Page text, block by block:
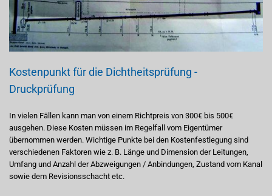
Kostenpunkt für die Dichtheitsprüfung -
Druckprüfung
In vielen Fällen kann man von einem Richtpreis von 300€ bis 500€
ausgehen. Diese Kosten müssen im Regelfall vom Eigentümer
übernommen werden. Wichtige Punkte bei den Kostenfestlegung sind
verschiedenen Faktoren wie z. B. Länge und Dimension der Leitungen,
Umfang und Anzahl der Abzweigungen / Anbindungen, Zustand vom Kanal
sowie dem Revisionsschacht etc.